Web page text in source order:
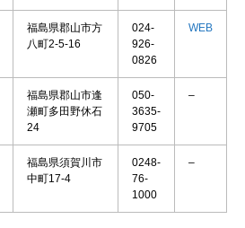
福島県郡山市方
八町2-5-16
024-
926-
0826
WEB
福島県郡山市逢
瀬町多田野休石
24
050-
3635-
9705
–
福島県須賀川市
中町17-4
0248-
76-
1000
–